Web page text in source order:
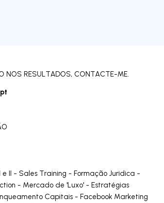
NOS RESULTADOS, CONTACTE-ME.
II - Sales Training - Formação Juridica -
- Mercado de 'Luxo' - Estratégias
Capitais - Facebook Marketing